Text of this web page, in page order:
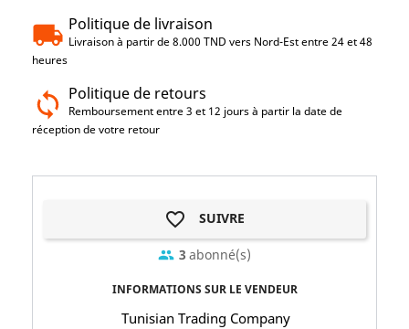
Politique de livraison
Livraison à partir de 8.000 TND vers Nord-Est entre 24 et 48
heures
Politique de retours
Remboursement entre 3 et 12 jours à partir la date de
réception de votre retour
favorite_border SUIVRE
group 3 abonné(s)
INFORMATIONS SUR LE VENDEUR
Tunisian Trading Company